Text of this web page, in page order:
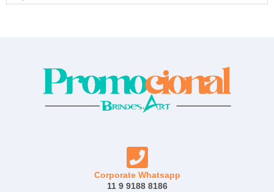
Corporate Whatsapp
11 9 9188 8186